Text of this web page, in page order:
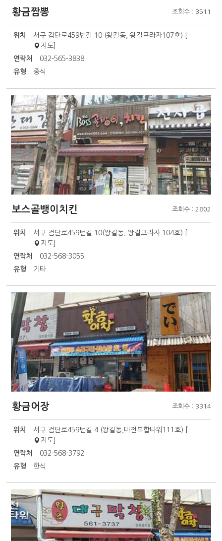
황금짬뽕 조회수 : 3511
위치
서구 검단로459번길 10 (왕길동, 왕길프라자107호) [
지도]
연락처
032-565-3838
유형
중식
보스골뱅이치킨 조회수 : 2802
위치
서구 검단로459번길 10(왕길동, 왕길프라자 104호) [
지도
연락처
032-568-3055
유형
기타
황금어장 조회수 : 3314
위치
서구 검단로459번길 4 (왕길동,마전복합타워111호) [
지도]
연락처
032-568-3792
유형
한식